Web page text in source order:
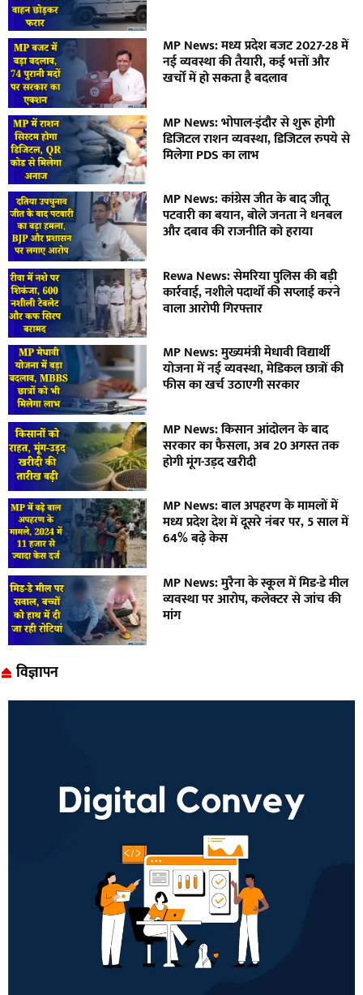
MP News: मध्य प्रदेश बजट 2027-28 में
नई व्यवस्था की तैयारी, कई भत्तों और
खर्चों में हो सकता है बदलाव
MP News: भोपाल-इंदौर से शुरू होगी
डिजिटल राशन व्यवस्था, डिजिटल रुपये से
मिलेगा PDS का लाभ
MP News: कांग्रेस जीत के बाद जीतू
पटवारी का बयान, बोले जनता ने धनबल
और दबाव की राजनीति को हराया
Rewa News: सेमरिया पुलिस की बड़ी
कार्रवाई, नशीले पदार्थों की सप्लाई करने
वाला आरोपी गिरफ्तार
MP News: मुख्यमंत्री मेधावी विद्यार्थी
योजना में नई व्यवस्था, मेडिकल छात्रों की
फीस का खर्च उठाएगी सरकार
MP News: किसान आंदोलन के बाद
सरकार का फैसला, अब 20 अगस्त तक
होगी मूंग-उड़द खरीदी
MP News: बाल अपहरण के मामलों में
मध्य प्रदेश देश में दूसरे नंबर पर, 5 साल में
64% बढ़े केस
MP News: मुरैना के स्कूल में मिड-डे मील
व्यवस्था पर आरोप, कलेक्टर से जांच की
मांग
विज्ञापन